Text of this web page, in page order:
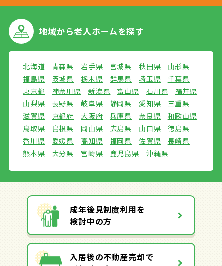
地域から老人ホームを探す
北海道 青森県 岩手県 宮城県 秋田県
山形県
福島県
茨城県 栃木県 群馬県 埼玉県
千葉県
東京都
神奈川県 新潟県 富山県 石川県
福井県
山梨県
長野県 岐阜県 静岡県 愛知県
三重県
滋賀県
京都府 大阪府 兵庫県 奈良県
和歌山県
鳥取県
島根県 岡山県 広島県 山口県
徳島県
香川県
愛媛県 高知県 福岡県 佐賀県
長崎県
熊本県
大分県 宮崎県 鹿児島県 沖縄県
成年後見制度利用を
検討中の方
入居後の不動産売却で